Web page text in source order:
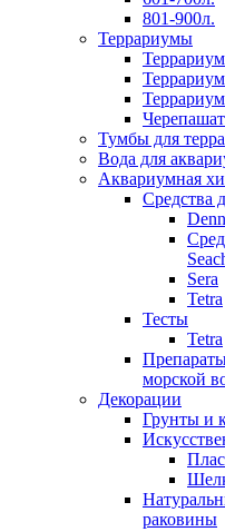
801-900л.
Террариумы
Тумбы для
Вода для
Аквариумная
Средства
Sera
Tetra
Тесты
Tetra
морской
Декорации
Грунты и
раковины